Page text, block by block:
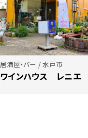
居酒屋・バー / 水戸市
ワインハウス レニエ